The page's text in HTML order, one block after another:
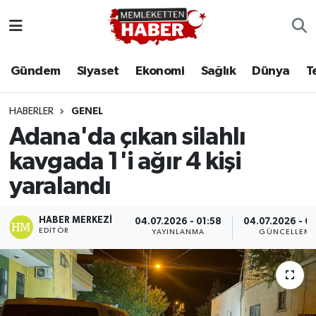
Gündem Siyaset Ekonomi Sağlık Dünya
HABERLER GENEL
Adana'da çıkan silahlı
kavgada 1'i ağır 4 kişi
yaralandı
HABER MERKEZI
EDITÖR
04.07.2026 - 01:58
YAYINLANMA
04.07.2026 -
GÜNCELLEME